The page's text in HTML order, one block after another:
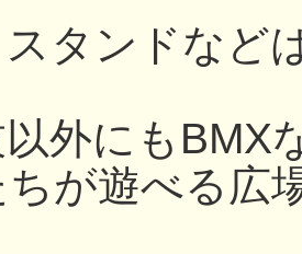
スタンドなど
外にもBMX
が遊べる広